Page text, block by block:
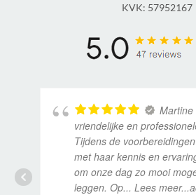
KVK: 57952167
vriendelijke en
Tijdens de
met haar kennis en
om onze dag zo mooi
leggen. Op... Lees